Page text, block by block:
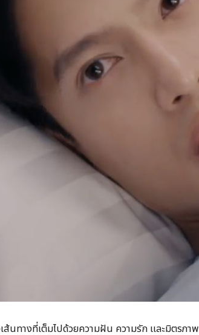
ส้นทางที่เต็มไปด้วยความฝัน ความรัก และมิตรภาพ